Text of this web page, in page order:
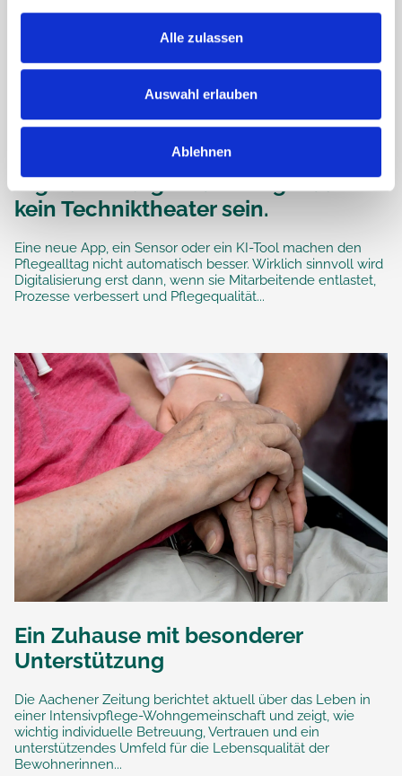
Alle zulassen
Auswahl erlauben
Ablehnen
Digitalisierung in der Pflege darf
kein Techniktheater sein.
Eine neue App, ein Sensor oder ein KI-Tool machen den
Pflegealltag nicht automatisch besser. Wirklich sinnvoll wird
Digitalisierung erst dann, wenn sie Mitarbeitende entlastet,
Prozesse verbessert und Pflegequalität...
Ein Zuhause mit besonderer
Unterstützung
Die Aachener Zeitung berichtet aktuell über das Leben in
einer Intensivpflege-Wohngemeinschaft und zeigt, wie
wichtig individuelle Betreuung, Vertrauen und ein
unterstützendes Umfeld für die Lebensqualität der
Bewohnerinnen...